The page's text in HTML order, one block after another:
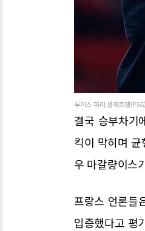
루이스 파리 생제르맹
결국 승부차기
킥이 막히며
우 마갈량이스
프랑스 언론들
입증했다고 평